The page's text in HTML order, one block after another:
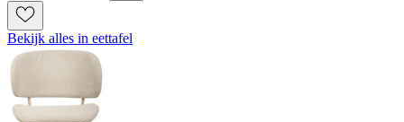
Bekijk alles in eettafel